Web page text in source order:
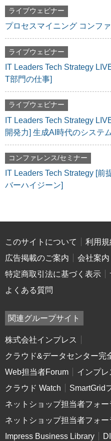
ライブウェビナー
プロセスマイニング コンフ
ライブウェビナー
IT Leaders Tech Strategy
T部門の仕事]
ライブウェビナー
IT Leaders Tech Strategy
開発力] 生成AI時代のシステ
コンファレンス/セミナー
IT Leaders Tech Strategy [前
バーハイジーン]
このサイトについて 利用規
広告掲載のご案内
会社案内
特定商取引法に基づく表示
よくある質問
関連グループサイト
株式会社インプレス
クラウド&データセンター完
Web担当者Forum
インプ
クラウド Watch
SmartGrid
ネットショップ担当者フォー
ネットショップ担当者フォ
Impress Business Library